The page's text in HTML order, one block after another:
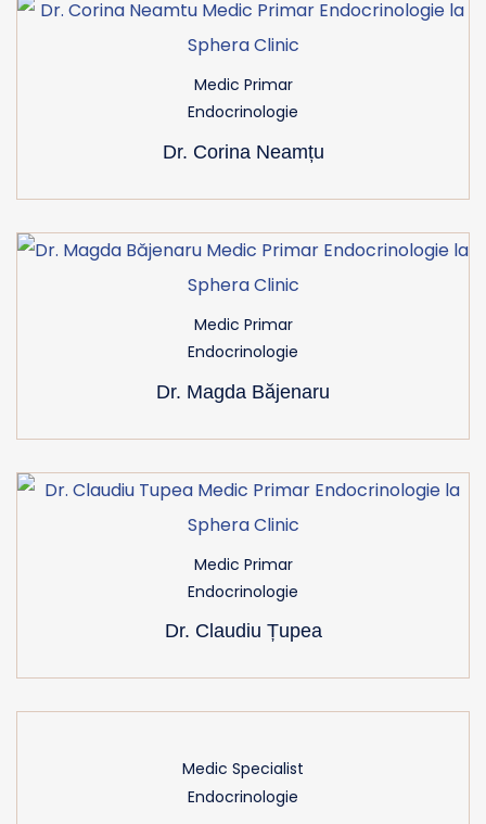
Medic Primar
Endocrinologie
Dr. Corina Neamțu
Medic Primar
Endocrinologie
Dr. Magda Băjenaru
Medic Primar
Endocrinologie
Dr. Claudiu Țupea
Medic Specialist
Endocrinologie